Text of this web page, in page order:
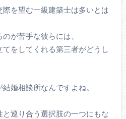
を望む一級建築士は多いとは
が苦手な彼らには、
をしてくれる第三者がどうし
婚相談所なんですよね。
巡り合う選択肢の一つにもな